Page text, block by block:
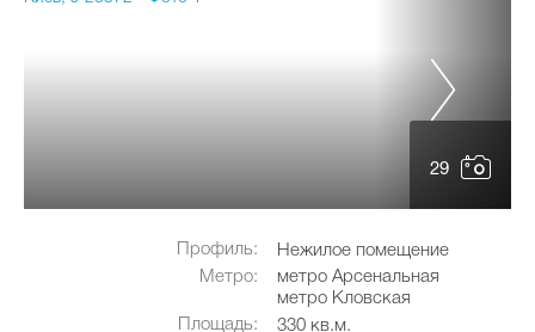
29
Профиль:
Нежилое помещение
Метро:
метро Арсенальная
метро Кловская
Площадь:
330 кв.м.